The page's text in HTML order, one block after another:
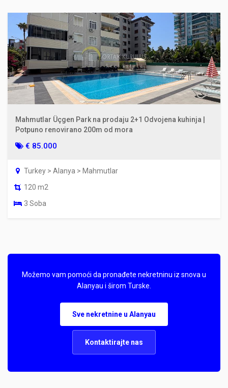
Mahmutlar Üçgen Park na prodaju 2+1 Odvojena kuhinja |
Potpuno renovirano 200m od mora
€ 85.000
Turkey > Alanya > Mahmutlar
120 m2
3 Soba
Možemo vam pomoći da pronađete nekretninu iz snova u
Alanyau i širom Turske.
Sve nekretnine u Alanyau
Kontaktirajte nas